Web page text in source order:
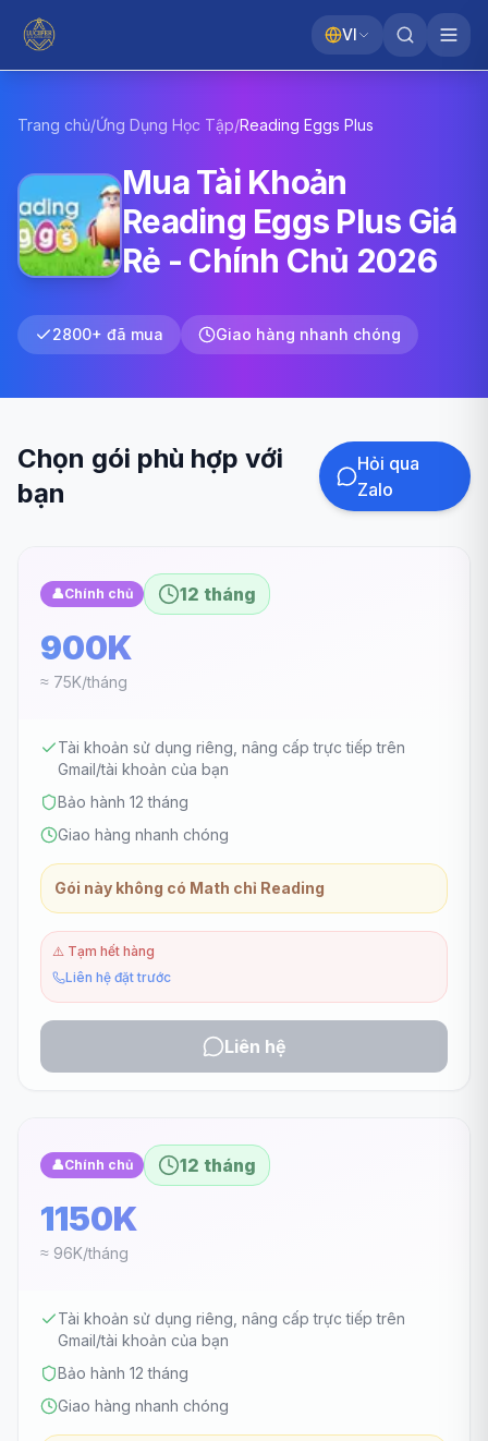
VI
Trang chủ/Ứng Dụng Học Tập/Reading Eggs Plus
Mua Tài Khoản
Reading Eggs Plus Giá
Rẻ - Chính Chủ 2026
2800+ đã mua Giao hàng nhanh chóng
Chọn gói phù hợp với
bạn
Hỏi qua
Zalo
👤Chính chủ 12 tháng
900K
≈ 75K/tháng
Tài khoản sử dụng riêng, nâng cấp trực tiếp trên
Gmail/tài khoản của bạn
Bảo hành 12 tháng
Giao hàng nhanh chóng
Gói này không có Math chỉ Reading
⚠️ Tạm hết hàng
Liên hệ đặt trước
Liên hệ
👤Chính chủ 12 tháng
1150K
≈ 96K/tháng
Tài khoản sử dụng riêng, nâng cấp trực tiếp trên
Gmail/tài khoản của bạn
Bảo hành 12 tháng
Giao hàng nhanh chóng